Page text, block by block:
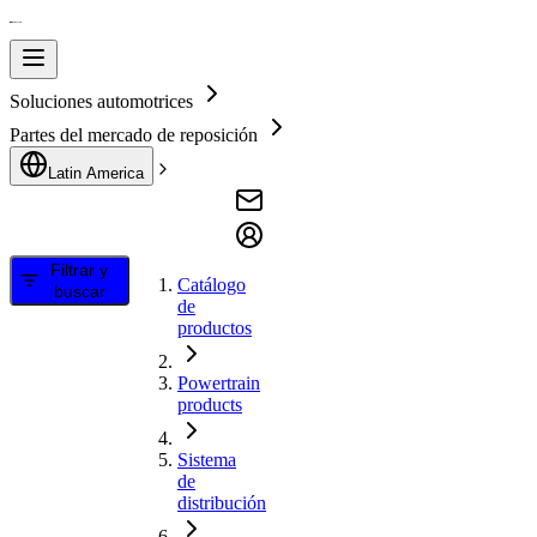
Soluciones automotrices
Partes del mercado de reposición
Latin America
Filtrar y
buscar
Catálogo
de
productos
Powertrain
products
Sistema
de
distribución